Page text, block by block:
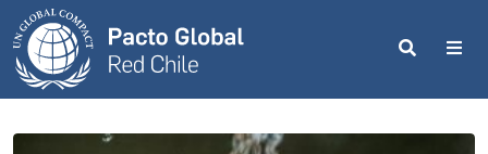
Search